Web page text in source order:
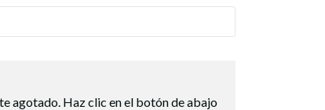
agotado. Haz clic en el botón de abajo